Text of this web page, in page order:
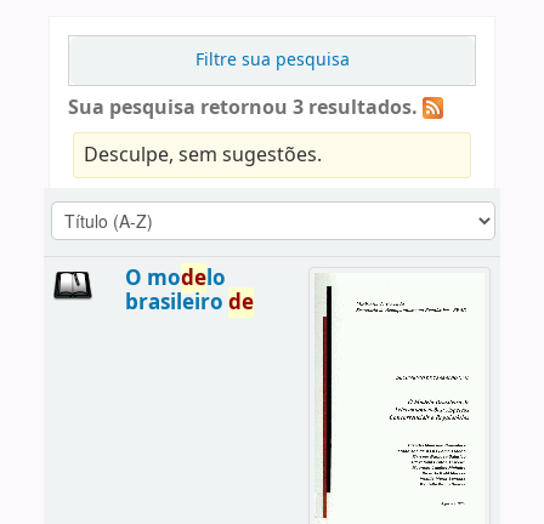
Filtre sua pesquisa
Sua pesquisa retornou 3 resultados.
Desculpe, sem sugestões.
O modelo
brasileiro de